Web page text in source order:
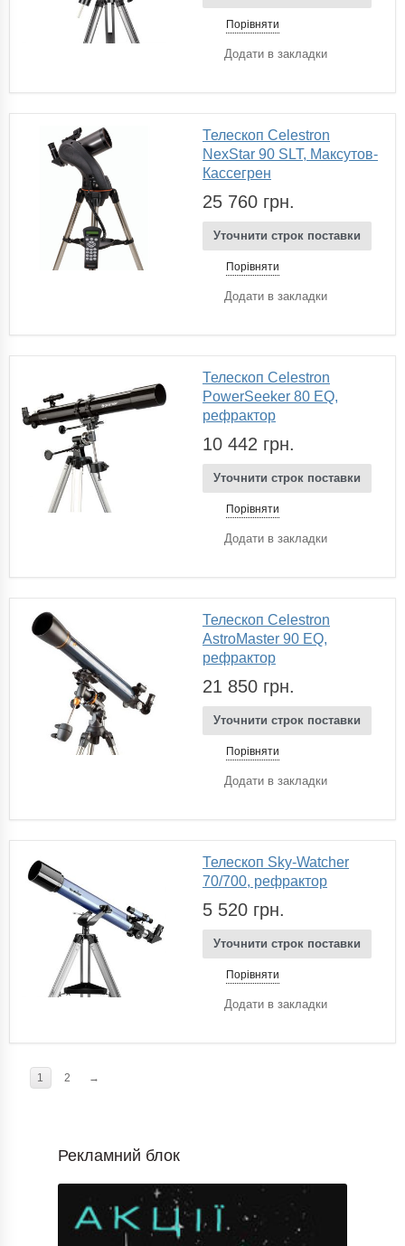
Порівняти
Додати в закладки
Телескоп Celestron
NexStar 90 SLT, Максутов-
Кассегрен
25 760 грн.
Уточнити строк поставки
Порівняти
Додати в закладки
Телескоп Celestron
PowerSeeker 80 EQ,
рефрактор
10 442 грн.
Уточнити строк поставки
Порівняти
Додати в закладки
Телескоп Celestron
AstroMaster 90 EQ,
рефрактор
21 850 грн.
Уточнити строк поставки
Порівняти
Додати в закладки
Телескоп Sky-Watcher
70/700, рефрактор
5 520 грн.
Уточнити строк поставки
Порівняти
Додати в закладки
1 2 →
Рекламний блок